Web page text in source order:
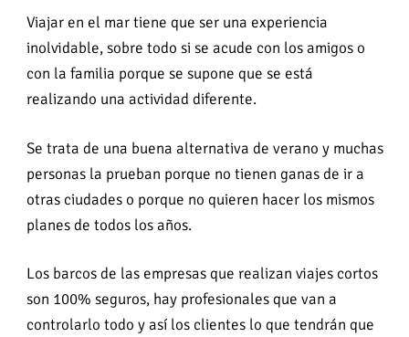
Viajar en el mar tiene que ser una experiencia
inolvidable, sobre todo si se acude con los amigos o
con la familia porque se supone que se está
realizando una actividad diferente.
Se trata de una buena alternativa de verano y muchas
personas la prueban porque no tienen ganas de ir a
otras ciudades o porque no quieren hacer los mismos
planes de todos los años.
Los barcos de las empresas que realizan viajes cortos
son 100% seguros, hay profesionales que van a
controlarlo todo y así los clientes lo que tendrán que